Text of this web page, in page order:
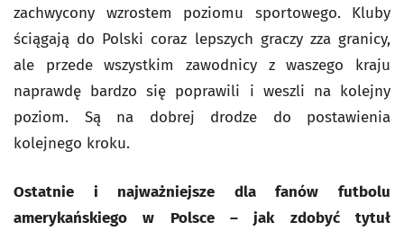
zachwycony wzrostem poziomu sportowego. Kluby
ściągają do Polski coraz lepszych graczy zza granicy,
ale przede wszystkim zawodnicy z waszego kraju
naprawdę bardzo się poprawili i weszli na kolejny
poziom. Są na dobrej drodze do postawienia
kolejnego kroku.
Ostatnie i najważniejsze dla fanów futbolu
amerykańskiego w Polsce – jak zdobyć tytuł